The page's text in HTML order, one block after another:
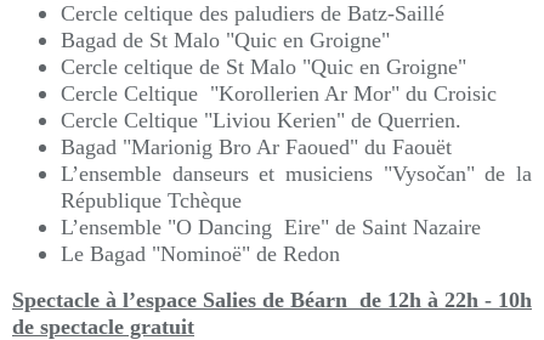
Cercle celtique des paludiers de Batz-Saillé
Bagad de St Malo "Quic en Groigne"
Cercle celtique de St Malo "Quic en Groigne"
Cercle Celtique "Korollerien Ar Mor" du Croisic
Cercle Celtique "Liviou Kerien" de Querrien.
Bagad "Marionig Bro Ar Faoued" du Faouët
L’ensemble danseurs et musiciens "Vysočan" de la
République Tchèque
L’ensemble "O Dancing Eire" de Saint Nazaire
Le Bagad "Nominoë" de Redon
Spectacle à l’espace Salies de Béarn de 12h à 22h - 10h
de spectacle gratuit